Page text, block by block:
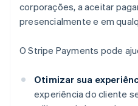
corporações, a aceitar
presencialmente e em
O Stripe Payments pode
Otimizar sua
experiência do cliente